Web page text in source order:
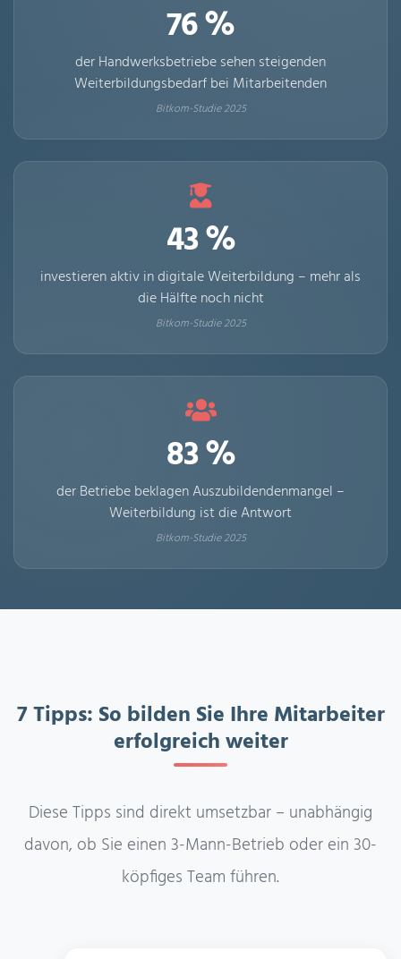
76 %
der Handwerksbetriebe sehen steigenden
Weiterbildungsbedarf bei Mitarbeitenden
Bitkom-Studie 2025
43 %
investieren aktiv in digitale Weiterbildung – mehr als
die Hälfte noch nicht
Bitkom-Studie 2025
83 %
der Betriebe beklagen Auszubildendenmangel –
Weiterbildung ist die Antwort
Bitkom-Studie 2025
7 Tipps: So bilden Sie Ihre Mitarbeiter
erfolgreich weiter
Diese Tipps sind direkt umsetzbar – unabhängig
davon, ob Sie einen 3-Mann-Betrieb oder ein 30-
köpfiges Team führen.